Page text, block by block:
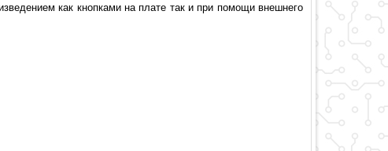
как кнопками на плате так и при помощи внешнего